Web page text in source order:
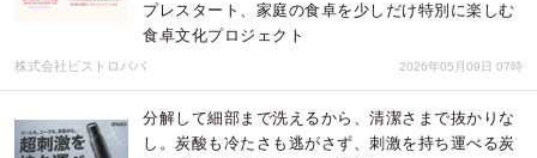
プレスタート、家庭の食卓を少しだけ特別に楽しむ
食卓文化プロジェクト
株式会社ビストロパパ 2026年05月09日 07時
分解して細部まで洗えるから、清潔さまで抜かりな
し。炭酸も冷たさも逃がさず、刺激を持ち運べる炭